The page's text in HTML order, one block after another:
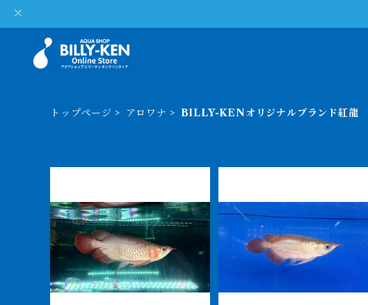
トップページ アロワナ BILLY-KENオリジナルブランド紅龍